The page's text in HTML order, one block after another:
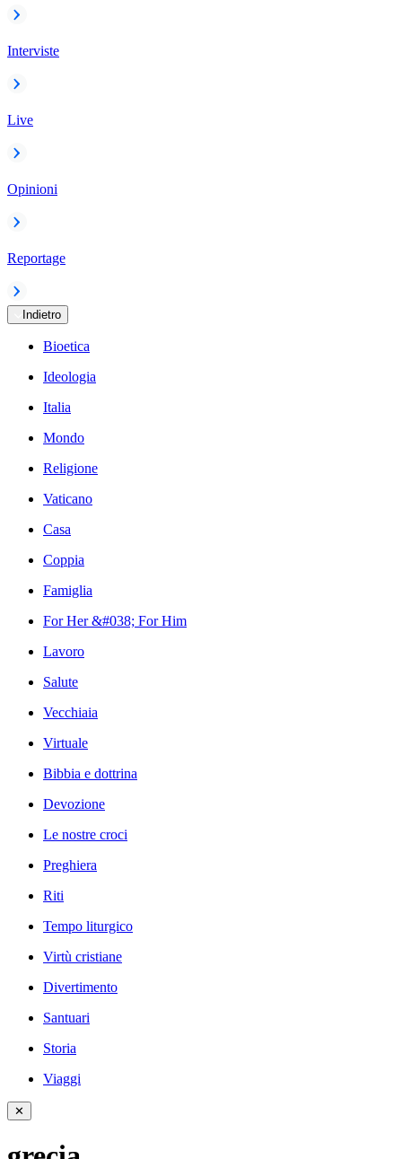
Interviste
Live
Opinioni
Reportage
Indietro
Bioetica
Ideologia
Italia
Mondo
Religione
Vaticano
Casa
Coppia
Famiglia
For Her &#038; For Him
Lavoro
Salute
Vecchiaia
Virtuale
Bibbia e dottrina
Devozione
Le nostre croci
Preghiera
Riti
Tempo liturgico
Virtù cristiane
Divertimento
Santuari
Storia
Viaggi
✕